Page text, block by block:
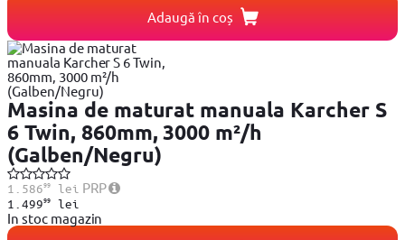
Adaugă în coș
Masina de maturat manuala Karcher S
6 Twin, 860mm, 3000 m²/h
(Galben/Negru)
1.58699lei PRP
1.49999lei
In stoc magazin